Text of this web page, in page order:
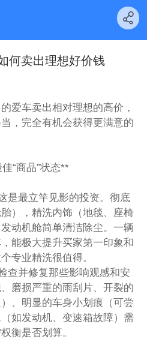
何卖出理想好价钱
爱车卖出相对理想的高价，
，完全有机会获得更满意的
“商品”状态**
最立竿见影的投资。彻底
），精洗内饰（地毯、座椅
动机舱简单清洁除尘。一辆
能极大提升买家第一印象和
专业精洗很值得。
并修复那些影响观感和安
磨损严重的雨刮片、开裂的
、明显的车身小划痕（可尝
如发动机、变速箱故障）需
衡是否划算。